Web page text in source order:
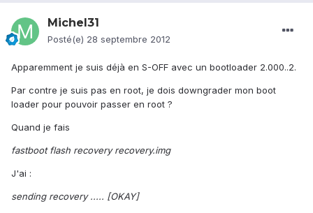
Michel31
Posté(e) 28 septembre 2012
Apparemment je suis déjà en S-OFF avec un bootloader 2.000..2.
Par contre je suis pas en root, je dois downgrader mon boot
loader pour pouvoir passer en root ?
Quand je fais
fastboot flash recovery recovery.img
J'ai :
sending recovery ..... [OKAY]